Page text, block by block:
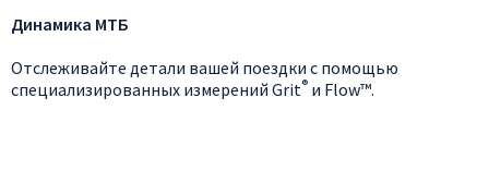
Динамика МТБ
Отслеживайте детали вашей поездки с помощью
специализированных измерений Grit® и Flow™.